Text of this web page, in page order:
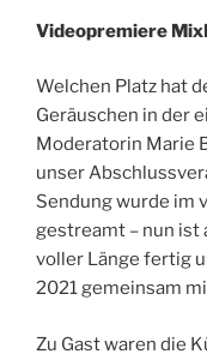
Videopremiere
Welchen Platz hat
Geräuschen in der
Moderatorin Marie
unser
Sendung wurde im
gestreamt – nun ist
voller Länge fertig
2021 gemeinsam
Zu Gast waren die